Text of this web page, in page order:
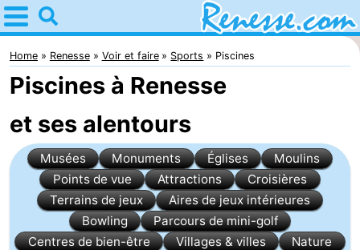
Home
Renesse
Astuces
Avec
les
enfants
Passer
nuit
Appartements
-
Home Renesse Voir et faire Sports Piscines
Piscines à Renesse
et ses alentours
Musées Monuments Églises
Moulins
Points de vue
Attractions
Croisières
Terrains de jeux
Aires de jeux intérieures
Bowling
Parcours de mini-golf
Centres de bien-être
Villages & villes
Nature